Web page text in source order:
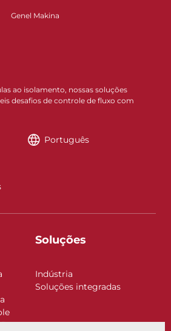
Genel Makina
ao isolamento, nossas soluções
desafios de controle de fluxo com
Português
Soluções
Indústria
Soluções integradas